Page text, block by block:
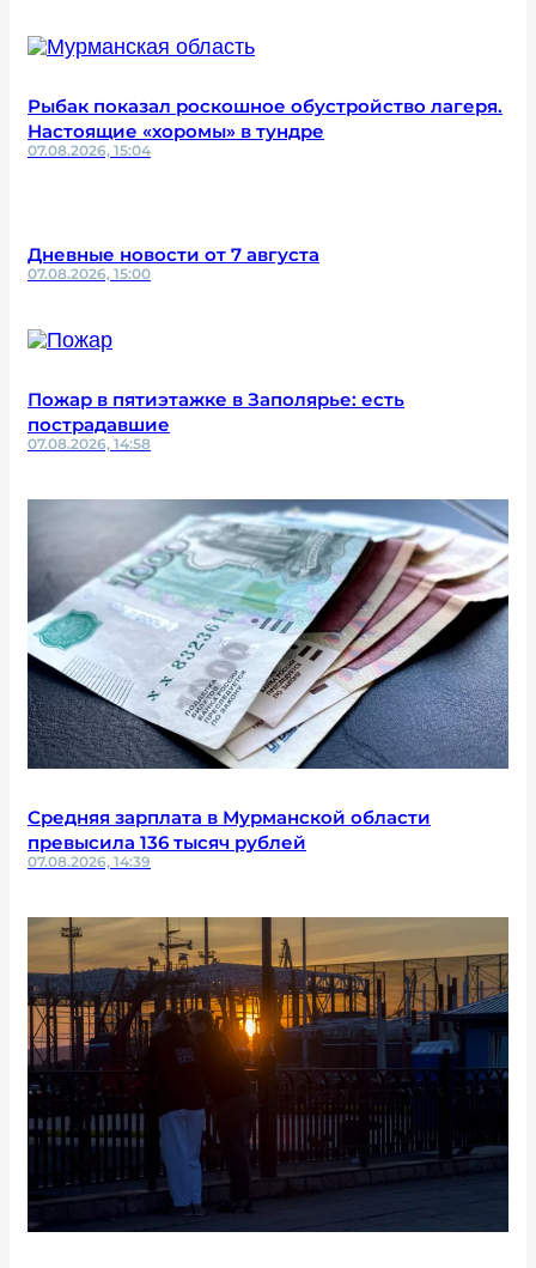
Рыбак показал роскошное обустройство лагеря.
Настоящие «хоромы» в тундре
07.08.2026, 15:04
Дневные новости от 7 августа
07.08.2026, 15:00
Пожар в пятиэтажке в Заполярье: есть
пострадавшие
07.08.2026, 14:58
Средняя зарплата в Мурманской области
превысила 136 тысяч рублей
07.08.2026, 14:39